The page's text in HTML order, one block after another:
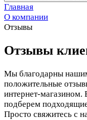
Главная
О компании
Отзывы
Отзывы
Мы благодарны
положительные
интернет-
подберем
Просто свяжитесь с